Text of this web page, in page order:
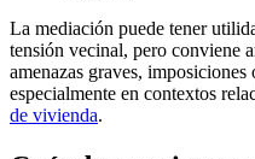
La mediación puede tener
tensión vecinal, pero conviene
amenazas graves,
especialmente en contextos
de vivienda.